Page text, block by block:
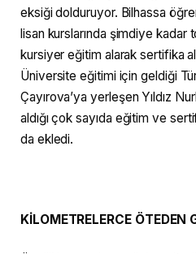
eksiği dolduruyor. Bilhassa
lisan kurslarında şimdiye kadar
kursiyer eğitim alarak sertifika
Üniversite eğitimi için geldiği
Çayırova’ya yerleşen Yıldız
aldığı çok sayıda eğitim ve
da ekledi.
KİLOMETRELERCE ÖTEDEN